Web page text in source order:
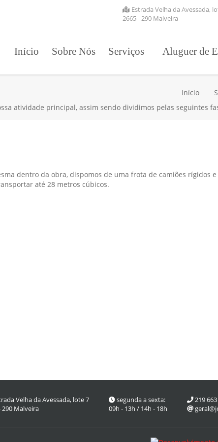
Estrada Velha da Avessada,
2665 - 290 Malveira
Início Sobre Nós Serviços Aluguer de
Início
atividade principal, assim sendo dividimos pelas seguintes
dentro da obra, dispomos de uma frota de camiões rígidos
até 28 metros cúbicos.
Velha da Avessada, lote 7
290 Malveira
segunda a sexta:
09h - 13h / 14h - 18h
219